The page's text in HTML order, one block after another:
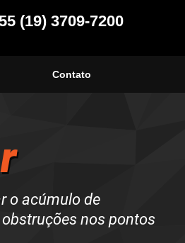
(19) 3709-7200
Contato
o acúmulo de
nos pontos